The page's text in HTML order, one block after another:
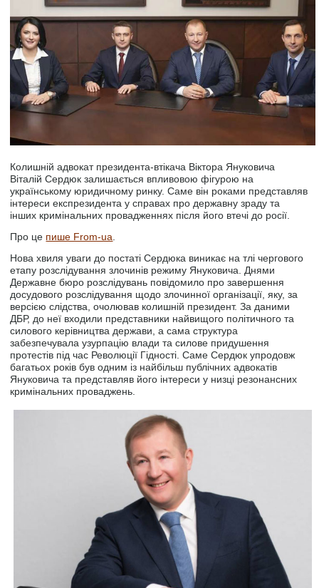
Колишній адвокат президента-втікача Віктора Януковича
Віталій Сердюк залишається впливовою фігурою на
українському юридичному ринку. Саме він роками представляв
інтереси експрезидента у справах про державну зраду та
інших кримінальних провадженнях після його втечі до росії.
Про це пише From-ua
Нова хвиля уваги до постаті Сердюка виникає на тлі чергового
етапу розслідування злочинів режиму Януковича. Днями
Державне бюро розслідувань повідомило про завершення
досудового розслідування щодо злочинної організації, яку, за
версією слідства, очолював колишній президент. За даними
ДБР, до неї входили представники найвищого політичного та
силового керівництва держави, а сама структура
забезпечувала узурпацію влади та силове придушення
протестів під час Революції Гідності. Саме Сердюк упродовж
багатьох років був одним із найбільш публічних адвокатів
Януковича та представляв його інтереси у низці резонансних
кримінальних проваджень.